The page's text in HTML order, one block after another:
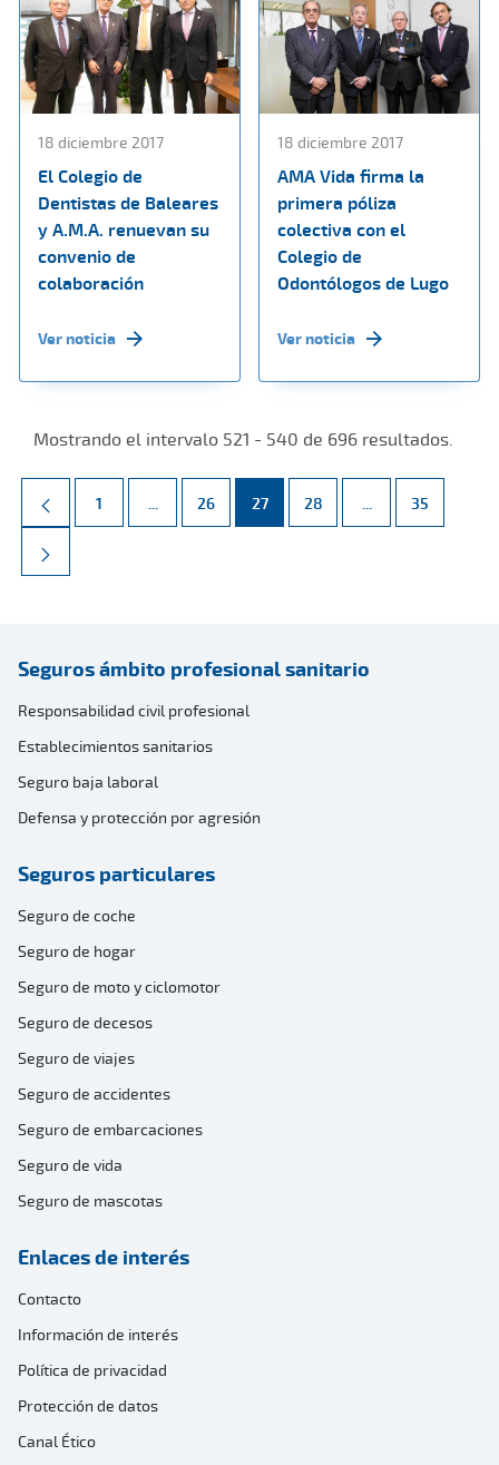
18 diciembre 2017
El Colegio de
Dentistas de Baleares
y A.M.A. renuevan su
convenio de
colaboración
Ver noticia
18 diciembre 2017
AMA Vida firma la
primera póliza
colectiva con el
Colegio de
Odontólogos de Lugo
Ver noticia
Mostrando el intervalo 521 - 540 de 696 resultados.
Página
1 ... Páginas intermedias Use TAB para desplazarse.
Página
26 Página
27 Página
28 ... Páginas
Página
35
Seguros ámbito profesional sanitario
Responsabilidad civil profesional
Establecimientos sanitarios
Seguro baja laboral
Defensa y protección por agresión
Seguros particulares
Seguro de coche
Seguro de hogar
Seguro de moto y ciclomotor
Seguro de decesos
Seguro de viajes
Seguro de accidentes
Seguro de embarcaciones
Seguro de vida
Seguro de mascotas
Enlaces de interés
Contacto
Información de interés
Política de privacidad
Protección de datos
Canal Ético